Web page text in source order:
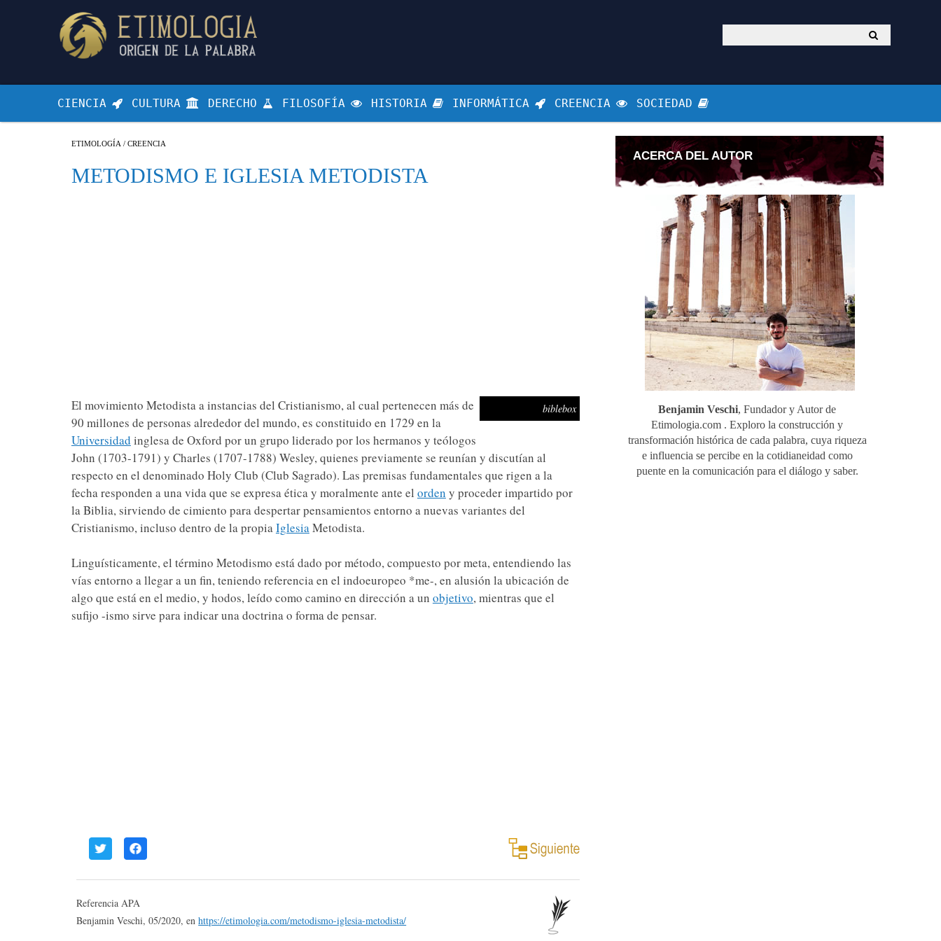
CIENCIA CULTURA DERECHO FILOSOFÍA HISTORIA INFORMÁTICA CREENCIA SOCIEDAD
ETIMOLOGÍA / CREENCIA
METODISMO E IGLESIA METODISTA
biblebox
El movimiento Metodista a instancias del Cristianismo, al cual pertenecen más de
90 millones de personas alrededor del mundo, es constituido en 1729 en la
Universidad inglesa de Oxford por un grupo liderado por los hermanos y teólogos
John (1703-1791) y Charles (1707-1788) Wesley, quienes previamente se reunían y discutían al
respecto en el denominado Holy Club (Club Sagrado). Las premisas fundamentales que rigen a la
fecha responden a una vida que se expresa ética y moralmente ante el orden y proceder impartido por
la Biblia, sirviendo de cimiento para despertar pensamientos entorno a nuevas variantes del
Cristianismo, incluso dentro de la propiaIglesiaMetodista.
Linguísticamente, el término Metodismo está dado por método, compuesto por meta, entendiendo las
vías entorno a llegar a un fin, teniendo referencia en el indoeuropeo *me-, en alusión la ubicación de
algo que está en el medio, y hodos, leído como camino en dirección a un objetivo, mientras que el
sufijo -ismo sirve para indicar una doctrina o forma de pensar.
Referencia APA
Benjamin Veschi, 05/2020, enhttps://etimologia.com/metodismo-iglesia-metodista/
ACERCA DEL AUTOR
Benjamin Veschi, Fundador y Autor de
Etimologia.com . Exploro la construcción y
transformación histórica de cada palabra, cuya riqueza
e influencia se percibe en la cotidianeidad como
puente en la comunicación para el diálogo y saber.